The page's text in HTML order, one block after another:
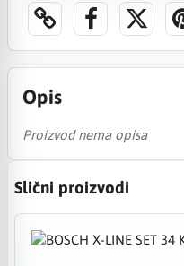
Opis
Proizvod nema opisa
Slični proizvodi